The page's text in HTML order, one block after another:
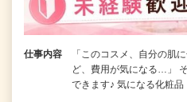
仕事内容
「このコスメ、自分の肌
ど、費用が気になる…」
できます♪ 気になる化粧